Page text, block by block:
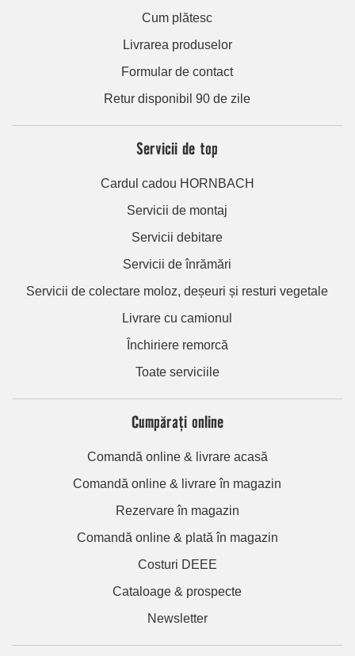
Cum plătesc
Livrarea produselor
Formular de contact
Retur disponibil 90 de zile
Servicii de top
Cardul cadou HORNBACH
Servicii de montaj
Servicii debitare
Servicii de înrămări
Servicii de colectare moloz, deșeuri și resturi vegetale
Livrare cu camionul
Închiriere remorcă
Toate serviciile
Cumpărați online
Comandă online & livrare acasă
Comandă online & livrare în magazin
Rezervare în magazin
Comandă online & plată în magazin
Costuri DEEE
Cataloage & prospecte
Newsletter